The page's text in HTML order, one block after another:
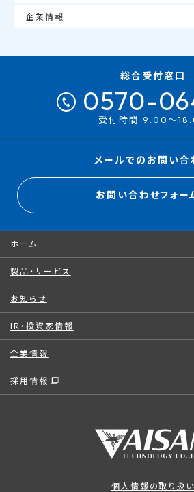
企業情報
総合受付窓口
0570-
受付時間 9:00～
メールでのお問い合
お問い合わせフォー
ホーム
製品・サービス
お知らせ
IR・投資家情報
企業情報
採用情報
個人情報の取り扱い